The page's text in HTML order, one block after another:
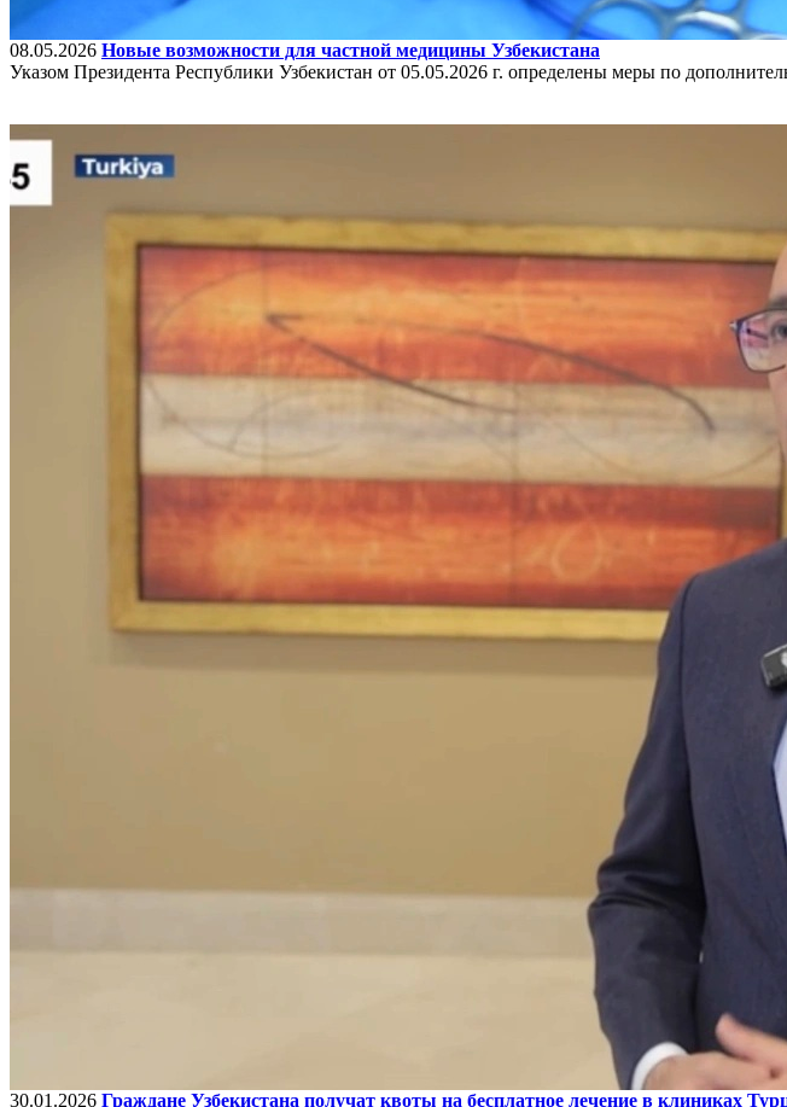
08.05.2026 Новые возможности для частной медицины Узбекистана
Указом Президента Республики Узбекистан от 05.05.2026 г. определены меры по
30.01.2026 Граждане Узбекистана получат квоты на бесплатное лечение в клиниках